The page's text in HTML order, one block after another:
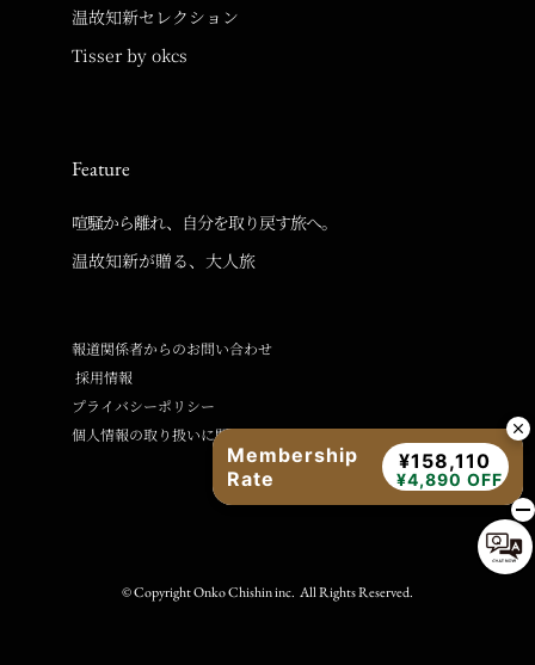
温故知新セレクション
Tisser by okcs
Feature
喧騒から離れ、自分を取り戻す旅へ。
温故知新が贈る、大人旅
報道関係者からのお問い合わせ
採用情報
プライバシーポリシー
個人情報の取り扱いに関するご案内
© Copyright Onko Chishin inc. All Rights Reserved.
Membership
Rate
¥158,110
¥4,890 OFF